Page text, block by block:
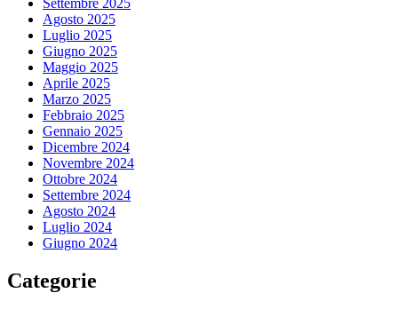
Settembre 2025
Agosto 2025
Luglio 2025
Giugno 2025
Maggio 2025
Aprile 2025
Marzo 2025
Febbraio 2025
Gennaio 2025
Dicembre 2024
Novembre 2024
Ottobre 2024
Settembre 2024
Agosto 2024
Luglio 2024
Giugno 2024
Categorie